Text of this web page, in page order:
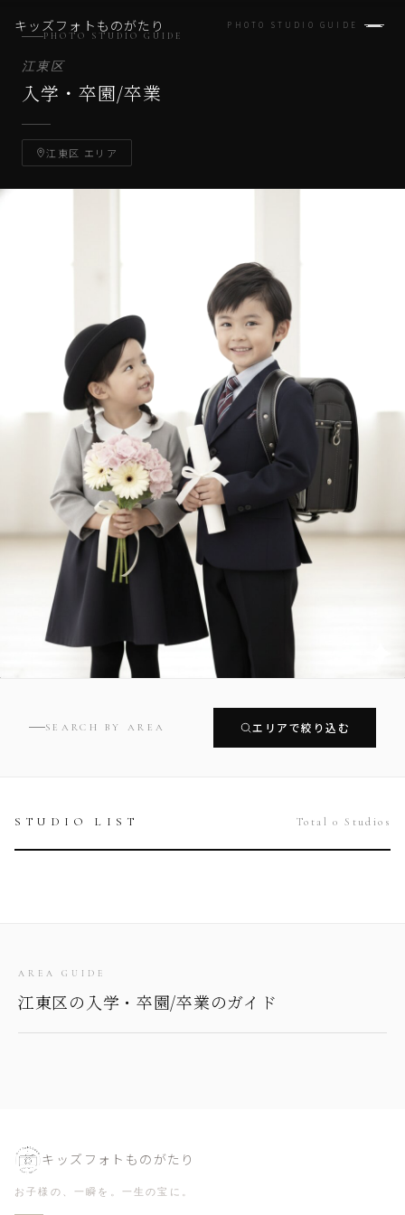
キッズフォトものがたり PHOTO STUDIO GUIDE
PHOTO STUDIO GUIDE
江東区
入学・卒園/卒業
江東区 エリア
SEARCH BY AREA エリアで絞り込む
STUDIO LIST Total 0 Studios
AREA GUIDE
江東区の入学・卒園/卒業のガイド
キッズフォトものがたり
お子様の、一瞬を。一生の宝に。